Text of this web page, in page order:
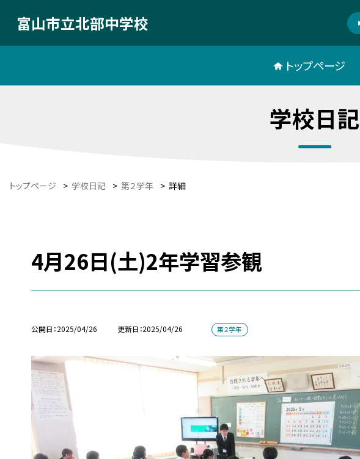
富山市立北部中学校
トップページ
学校日記
トップページ > 学校日記 > 第２学年 > 詳細
4月26日(土)2年学習参観
公開日 2025/04/26 更新日 2025/04/26 第２学年